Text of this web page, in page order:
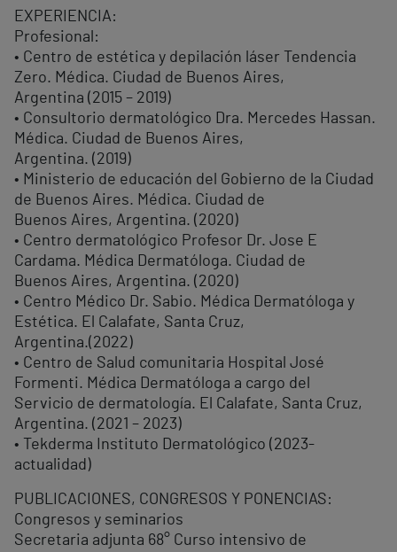
EXPERIENCIA:
Profesional:
• Centro de estética y depilación láser Tendencia
Zero. Médica. Ciudad de Buenos Aires,
Argentina (2015 – 2019)
• Consultorio dermatológico Dra. Mercedes Hassan.
Médica. Ciudad de Buenos Aires,
Argentina. (2019)
• Ministerio de educación del Gobierno de la Ciudad
de Buenos Aires. Médica. Ciudad de
Buenos Aires, Argentina. (2020)
• Centro dermatológico Profesor Dr. Jose E
Cardama. Médica Dermatóloga. Ciudad de
Buenos Aires, Argentina. (2020)
• Centro Médico Dr. Sabio. Médica Dermatóloga y
Estética. El Calafate, Santa Cruz,
Argentina.(2022)
• Centro de Salud comunitaria Hospital José
Formenti. Médica Dermatóloga a cargo del
Servicio de dermatología. El Calafate, Santa Cruz,
Argentina. (2021 – 2023)
• Tekderma Instituto Dermatológico (2023-
actualidad)
PUBLICACIONES, CONGRESOS Y PONENCIAS:
Congresos y seminarios
Secretaria adjunta 68° Curso intensivo de